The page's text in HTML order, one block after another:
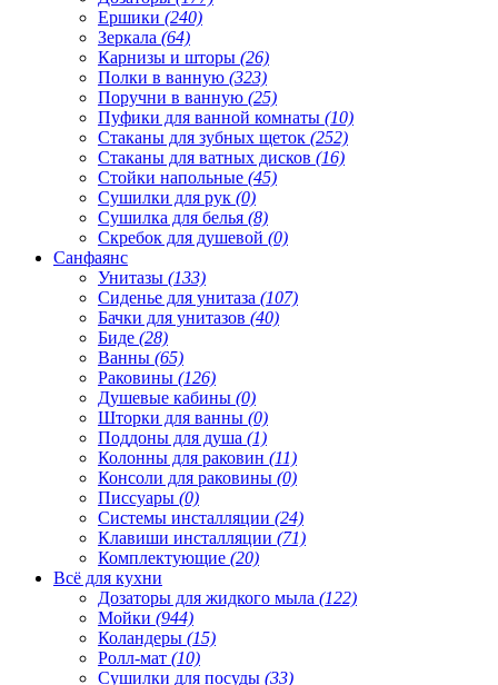
Ершики (240)
Зеркала (64)
Карнизы и шторы (26)
Полки в ванную (323)
Поручни в ванную (25)
Пуфики для ванной комнаты (10)
Стаканы для зубных щеток (252)
Стаканы для ватных дисков (16)
Стойки напольные (45)
Сушилки для рук (0)
Сушилка для белья (8)
Скребок для душевой (0)
Санфаянс
Унитазы (133)
Сиденье для унитаза (107)
Бачки для унитазов (40)
Биде (28)
Ванны (65)
Раковины (126)
Душевые кабины (0)
Шторки для ванны (0)
Поддоны для душа (1)
Колонны для раковин (11)
Консоли для раковины (0)
Писсуары (0)
Системы инсталляции (24)
Клавиши инсталляции (71)
Комплектующие (20)
Всё для кухни
Дозаторы для жидкого мыла (122)
Мойки (944)
Коландеры (15)
Ролл-мат (10)
Сушилки для посуды (33)